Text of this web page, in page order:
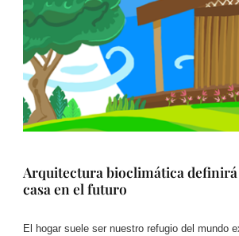
Arquitectura bioclimática definirá
casa en el futuro
El hogar suele ser nuestro refugio del mundo